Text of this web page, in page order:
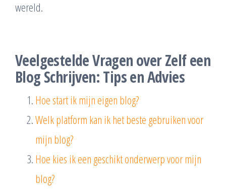
wereld.
Veelgestelde Vragen over Zelf een
Blog Schrijven: Tips en Advies
Hoe start ik mijn eigen blog?
Welk platform kan ik het beste gebruiken voor
mijn blog?
Hoe kies ik een geschikt onderwerp voor mijn
blog?